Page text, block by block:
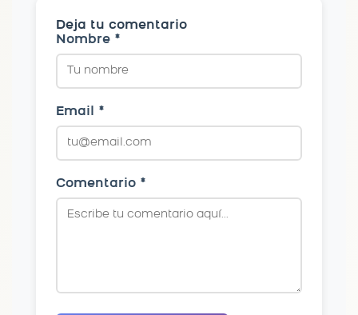
Deja tu comentario
Nombre *
Email *
Comentario *